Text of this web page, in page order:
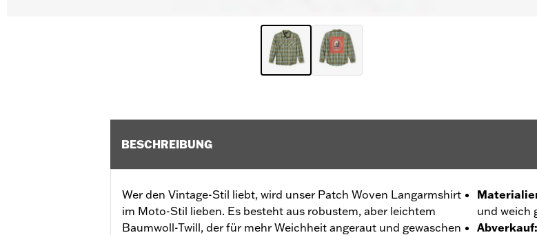
BESCHREIBUNG
Wer den Vintage-Stil liebt, wird unser Patch Woven Langarmshirt
im Moto-Stil lieben. Es besteht aus robustem, aber leichtem
Baumwoll-Twill, der für mehr Weichheit angeraut und gewaschen
und weich
Abverkauf: